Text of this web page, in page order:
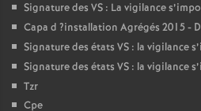
Signature des VS : La vigilance
Capa d ?installation Agrégés 2015 -
Signature des états VS : la vigilance
Signature des états VS : la vigilance
Tzr
Cpe